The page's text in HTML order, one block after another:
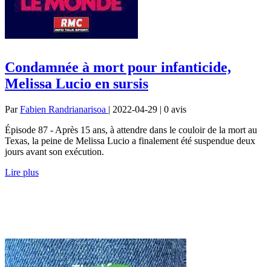
Condamnée à mort pour infanticide,
Melissa Lucio en sursis
ParFabien Randrianarisoa | 2022-04-29 | 0 avis
Épisode 87 - Après 15 ans, à attendre dans le couloir de la mort au
Texas, la peine de Melissa Lucio a finalement été suspendue deux
jours avant son exécution.
Lire plus